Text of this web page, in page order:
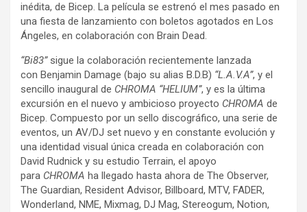
inédita, de Bicep. La película se estrenó el mes pasado en
una fiesta de lanzamiento con boletos agotados en Los
Ángeles, en colaboración con Brain Dead.
“Bi83”sigue la colaboración recientemente lanzada
con Benjamin Damage (bajo su alias B.D.B) “L.A.V.A”, y el
sencillo inaugural de CHROMA “HELIUM”, y es la última
excursión en el nuevo y ambicioso proyecto CHROMA de
Bicep. Compuesto por un sello discográfico, una serie de
eventos, un AV/DJ set nuevo y en constante evolución y
una identidad visual única creada en colaboración con
David Rudnick y su estudio Terrain, el apoyo
para CHROMA ha llegado hasta ahora de The Observer,
The Guardian, Resident Advisor, Billboard, MTV, FADER,
Wonderland, NME, Mixmag, DJ Mag, Stereogum, Notion,